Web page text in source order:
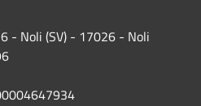
- Noli (SV) - 17026 - Noli